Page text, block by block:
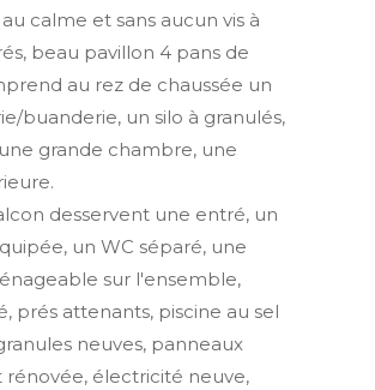
calme et sans aucun vis à
beau pavillon 4 pans de
au rez de chaussée un
buanderie, un silo à granulés,
grande chambre, une
desservent une entré, un
un WC séparé, une
sur l'ensemble,
prés attenants, piscine au sel
neuves, panneaux
rénovée, électricité neuve,